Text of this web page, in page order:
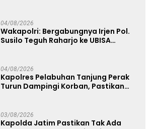
04/08/2026
Wakapolri: Bergabungnya Irjen Pol.
Susilo Teguh Raharjo ke UBISA
04/08/2026
Kapolres Pelabuhan Tanjung Perak
Turun Dampingi Korban, Pastikan
03/08/2026
Kapolda Jatim Pastikan Tak Ada